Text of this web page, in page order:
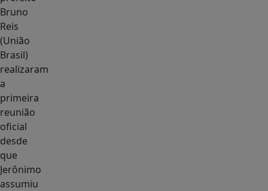
Bruno
Reis
(União
Brasil)
realizaram
a
primeira
reunião
oficial
desde
que
Jerônimo
assumiu